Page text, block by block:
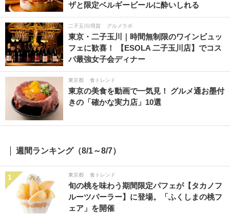
ザと限定ベルギービールに酔いしれる
二子玉川/用賀 グルメラボ
東京・二子玉川｜時間無制限のワインビュッ
フェに歓喜！ 【ESOLA 二子玉川店】でコス
パ最強女子会ディナー
東京都 食トレンド
東京の美食を動画で一気見！ グルメ通お墨付
きの「確かな実力店」10選
週間ランキング（8/1～8/7）
1 東京都 食トレンド
旬の桃を味わう期間限定パフェが【タカノフ
ルーツパーラー】に登場。「ふくしまの桃フ
ェア」を開催